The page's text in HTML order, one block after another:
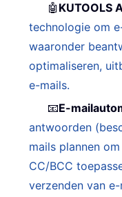
🤖 KUTOOLS
technologie om
waaronder
optimaliseren,
e-mails.
📧E-
antwoorden
mails plannen
CC/BCC
verzenden van